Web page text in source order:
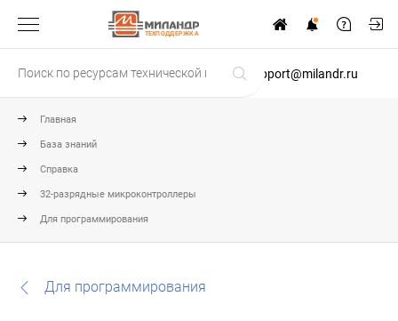
ТЕХПОДДЕРЖКА
support@milandr.ru
Главная
База знаний
Справка
32-разрядные микроконтроллеры
Для программирования
Для программирования